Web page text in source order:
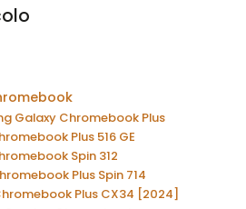
Galaxy Chromebook Plus
Plus 516 GE
Spin 312
Plus Spin 714
Plus CX34 [2024]